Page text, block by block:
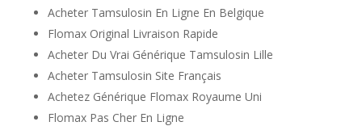
Acheter Tamsulosin En Ligne En Belgique
Flomax Original Livraison Rapide
Acheter Du Vrai Générique Tamsulosin Lille
Acheter Tamsulosin Site Français
Achetez Générique Flomax Royaume Uni
Flomax Pas Cher En Ligne